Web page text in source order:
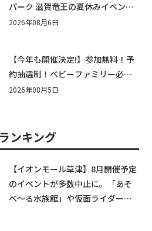
パーク 滋賀竜王の夏休みイベント
まとめ！びしょぬれ水あそび・激
2026年08月6日
【今年も開催決定!】参加無料！予
約抽選制！ベビーファミリー必見
☆入場無料☆10/29(木)30(金)ママ
2026年08月5日
ンキング
【イオンモール草津】8月開催予定
のイベントが多数中止に。「あそ
べ〜る水族館」や仮面ライダーシ